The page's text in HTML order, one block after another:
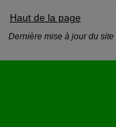
Haut de la page
Dernière mise à jour du